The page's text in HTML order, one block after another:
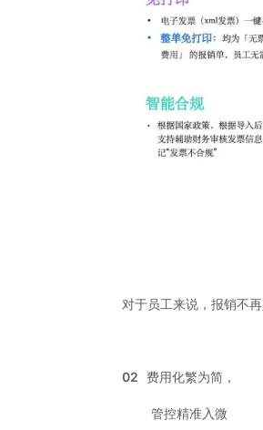
对于员工来说，报销不
02 费用化繁为简，
管控精准入微